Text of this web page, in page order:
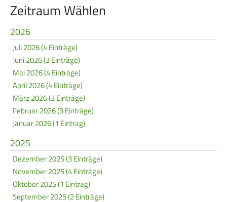
Zeitraum Wählen
2026
Juli 2026 (4 Einträge)
Juni 2026 (3 Einträge)
Mai 2026 (4 Einträge)
April 2026 (4 Einträge)
März 2026 (3 Einträge)
Februar 2026 (3 Einträge)
Januar 2026 (1 Eintrag)
2025
Dezember 2025 (3 Einträge)
November 2025 (4 Einträge)
Oktober 2025 (1 Eintrag)
September 2025 (2 Einträge)
Ehrungen
Service
SPORT
Schützensport
Meisterschaften
Bogen
Senioren-Auflage
Kader
RWK